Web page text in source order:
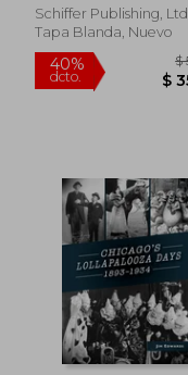
Schiffer Publishing, Ltd.,
Tapa Blanda, Nuevo